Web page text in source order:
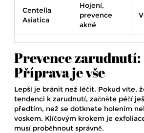
Centella
Asiatica
Hojení,
prevence
akné
Prevence zarudnutí:
Příprava je vše
Lepší je bránit než léčit. Pokud víte,
tendenci k zarudnutí, začněte péčí
předtím, než se dotknete holením
voskem. Klíčovým krokem je
musí proběhnout správně.